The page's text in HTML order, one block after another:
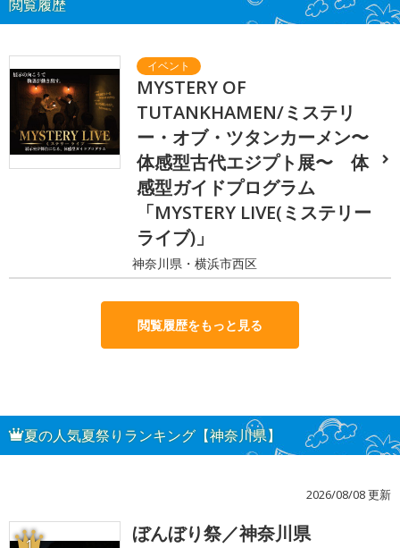
閲覧履歴
MYSTERY OF
TUTANKHAMEN/ミステリ
ー・オブ・ツタンカーメン〜
体感型古代エジプト展〜 体
感型ガイドプログラム
「MYSTERY LIVE(ミステリー
ライブ)」
神奈川県・横浜市西区
閲覧履歴をもっと見る
夏の人気夏祭りランキング【神奈川県】
2026/08/08 更新
ぼんぼり祭／神奈川県